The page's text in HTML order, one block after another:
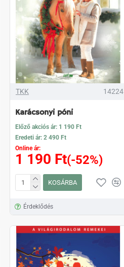
TKK 14224
Karácsonyi póni
Előző akciós ár: 1 190 Ft
Eredeti ár: 2 490 Ft
Online ár:
1 190 Ft(-52%)
KOSÁRBA
Érdeklődés